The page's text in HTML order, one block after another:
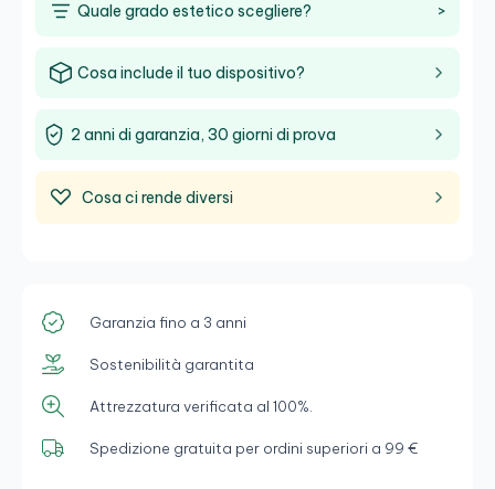
ThinkCentre.
Quale grado estetico scegliere? >
Cosa include il tuo dispositivo?
2 anni di garanzia, 30 giorni di prova
Cosa ci rende diversi
Garanzia fino a 3 anni
Sostenibilità garantita
Attrezzatura verificata al 100%.
Spedizione gratuita per ordini superiori a 99 €